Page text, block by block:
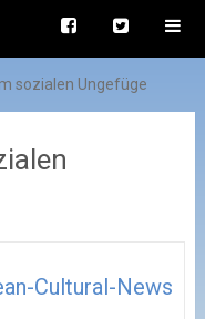
sozialen Ungefüge
Cultural-News